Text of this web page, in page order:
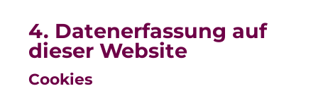
4. Datenerfassung auf
dieser Website
Cookies